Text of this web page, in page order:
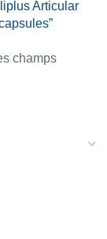
Articular
champs